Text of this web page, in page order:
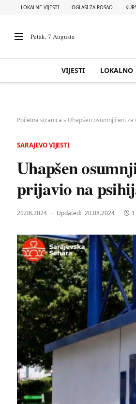
LOKALNE VIJESTI OGLASI ZA POSAO
Petak, 7 Augusta
VIJESTI LOKALNO
Početna stranica » Uhapšen osumnjičeni
SARAJEVO VIJESTI
Uhapšen
prijavio na
20.08.2024 Updated: 20.08.2024